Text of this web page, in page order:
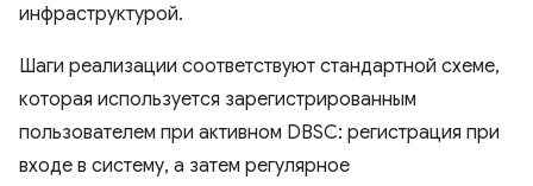
инфраструктурой.
Шаги реализации соответствуют стандартной схеме,
которая используется зарегистрированным
пользователем при активном DBSC: регистрация при
входе в систему, а затем регулярное